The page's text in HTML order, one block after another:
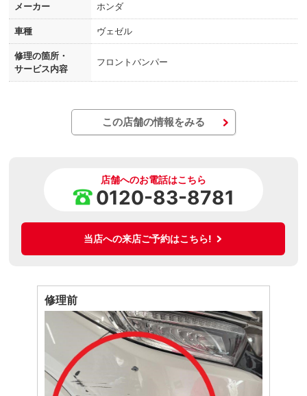
メーカー ホンダ
車種 ヴェゼル
修理の箇所・
サービス内容
フロントバンパー
この店舗の情報をみる
店舗へのお電話はこちら
0120-83-8781
当店への来店ご予約はこちら!
修理前